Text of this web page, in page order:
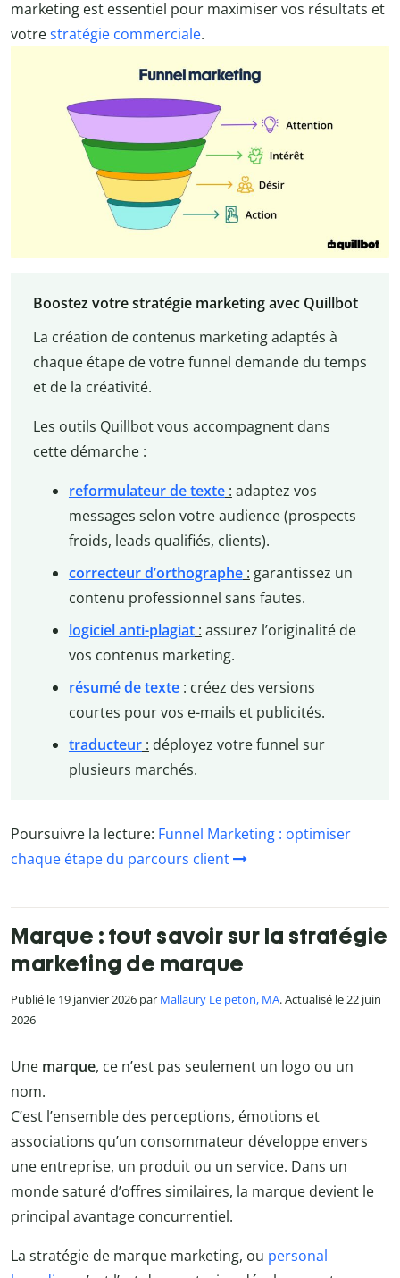
marketing est essentiel pour maximiser vos résultats et
votrestratégie commerciale.
Boostez votre stratégie marketing avec Quillbot
La création de contenus marketing adaptés à
chaque étape de votre funnel demande du temps
et de la créativité.
Les outils Quillbot vous accompagnent dans
cette démarche :
reformulateur de texte: adaptez vos
messages selon votre audience (prospects
froids, leads qualifiés, clients).
correcteur d’orthographe: garantissez un
contenu professionnel sans fautes.
logiciel anti-plagiat: assurez l’originalité de
vos contenus marketing.
résumé de texte: créez des versions
courtes pour vos e-mails et publicités.
traducteur: déployez votre funnel sur
plusieurs marchés.
Poursuivre la lecture: Funnel Marketing : optimiser
chaque étape du parcours client
Marque : tout savoir sur la stratégie
marketing de marque
Publié le 19 janvier 2026 par Mallaury Le peton, MA. Actualisé le 22 juin
2026
Une marque, ce n’est pas seulement un logo ou un
nom.
C’est l’ensemble des perceptions, émotions et
associations qu’un consommateur développe envers
une entreprise, un produit ou un service. Dans un
monde saturé d’offres similaires, la marque devient le
principal avantage concurrentiel.
La stratégie de marque marketing, ou personal